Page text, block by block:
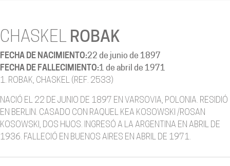
CHASKEL ROBAK
FECHA DE NACIMIENTO:22 de junio de 1897
FECHA DE FALLECIMIENTO:1 de abril de 1971
1. ROBAK, CHASKEL (REF. 2533)
NACIÓ EL 22 DE JUNIO DE 1897 EN VARSOVIA, POLONIA. RESIDIÓ
EN BERLIN. CASADO CON RAQUEL KEA KOSOWSKI /ROSAN
KOSOWSKI, DOS HIJOS. INGRESÓ A LA ARGENTINA EN ABRIL DE
1936. FALLECIÓ EN BUENOS AIRES EN ABRIL DE 1971.